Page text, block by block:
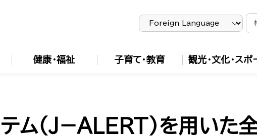
健康・福祉 子育て・教育 観光・文化・スポ
（Ｊ−ＡＬＥＲＴ）を用い